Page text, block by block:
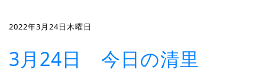
2022年3月24日木曜日
3月24日 今日の清里